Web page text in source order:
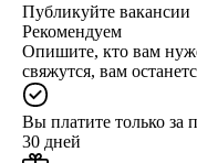
Публикуйте вакансии
Рекомендуем
Опишите, кто вам
свяжутся, вам
Вы платите только за
30 дней